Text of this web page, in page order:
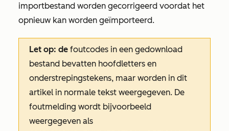
importbestand worden gecorrigeerd voordat het
opnieuw kan worden geïmporteerd.
Let op: de foutcodes in een gedownload
bestand bevatten hoofdletters en
onderstrepingstekens, maar worden in dit
artikel in normale tekst weergegeven. De
foutmelding wordt bijvoorbeeld
weergegeven als